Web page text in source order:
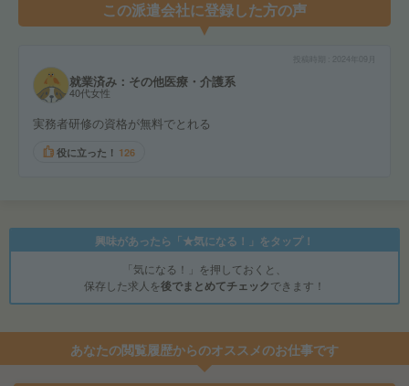
この派遣会社に登録した方の声
2024年09月
就業済み：その他医療・介護系
40代女性
実務者研修の資格が無料でとれる
役に立った！ 126
興味があったら「★気になる！」をタップ！
「気になる！」を押しておくと、
保存した求人を後でまとめてチェックできます！
あなたの閲覧履歴からのオススメのお仕事です